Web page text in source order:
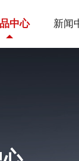
中心 新闻